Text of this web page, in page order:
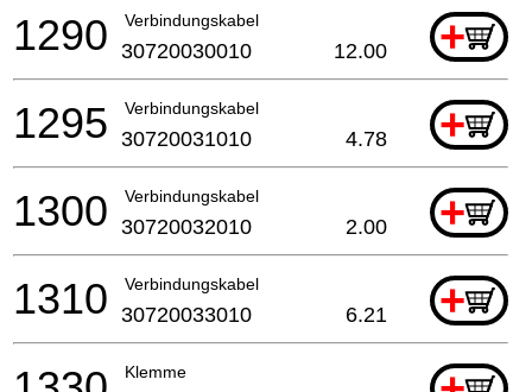
Verbindungskabel +
1290 30720030010 12.00
Verbindungskabel +
1295 30720031010 4.78
Verbindungskabel +
1300 30720032010 2.00
Verbindungskabel +
1310 30720033010 6.21
Klemme